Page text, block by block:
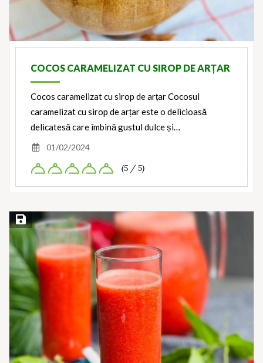
COCOS CARAMELIZAT CU SIROP DE ARȚAR
Cocos caramelizat cu sirop de arțar Cocosul
caramelizat cu sirop de arțar este o delicioasă
delicatesă care îmbină gustul dulce și…
01/02/2024
(5 / 5)
Save Recipe